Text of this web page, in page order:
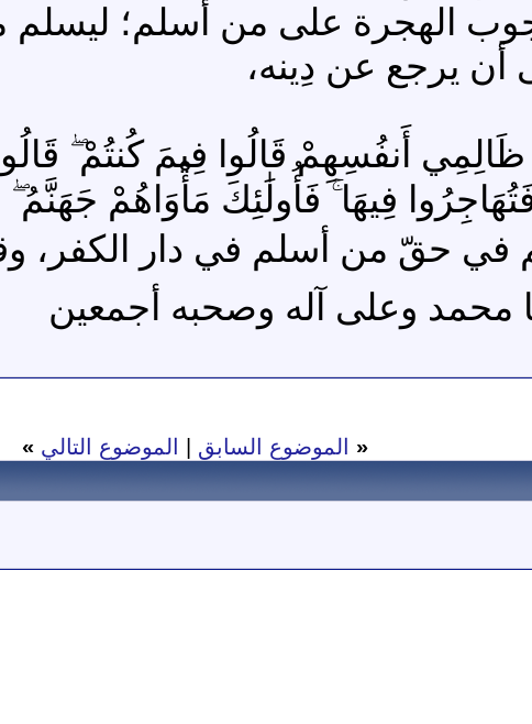
الهجرة على من أسلم؛ ليسلم
أن يرجع عن دِينه،
ظَالِمِي أَنفُسِهِمْ قَالُوا فِيمَ كُنتُمْ
فِيهَا ۚ فَأُولَٰئِكَ مَأْوَاهُمْ جَهَنَّمُ
في حقّ من أسلم في دار الكفر،
محمد وعلى آله وصحبه أجمعين
« الموضوع السابق الموضوع التالي »